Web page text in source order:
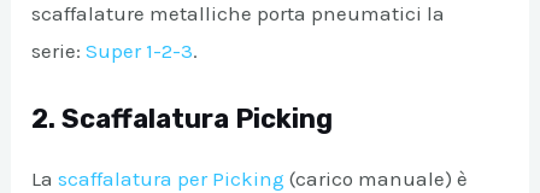
scaffalature metalliche porta pneumatici la
serie:Super 1-2-3.
2. Scaffalatura Picking
La scaffalatura per Picking (carico manuale) è